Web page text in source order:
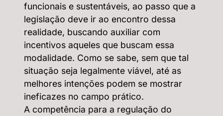
funcionais e sustentáveis, ao passo que a
legislação deve ir ao encontro dessa
realidade, buscando auxiliar com
incentivos aqueles que buscam essa
modalidade. Como se sabe, sem que tal
situação seja legalmente viável, até as
melhores intenções podem se mostrar
ineficazes no campo prático.
A competência para a regulação do